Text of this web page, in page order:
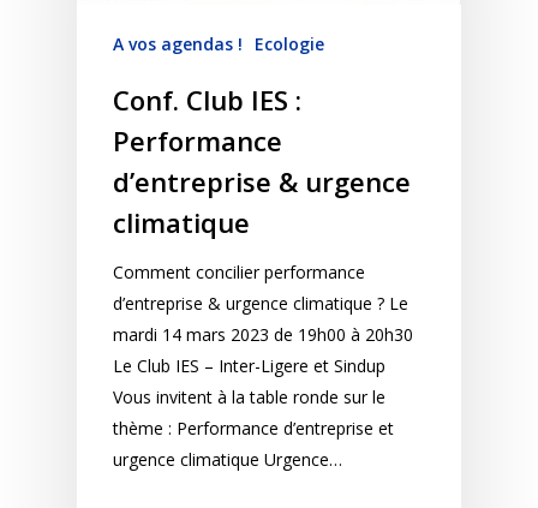
A vos agendas ! Ecologie
Conf. Club IES :
Performance
d’entreprise & urgence
climatique
Comment concilier performance
d’entreprise & urgence climatique ? Le
mardi 14 mars 2023 de 19h00 à 20h30
Le Club IES – Inter-Ligere et Sindup
Vous invitent à la table ronde sur le
thème : Performance d’entreprise et
urgence climatique Urgence…